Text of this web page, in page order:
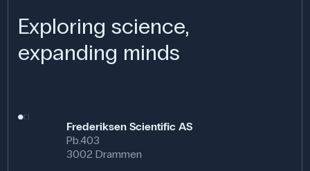
Exploring science,
expanding minds
Frederiksen Scientific AS
Pb.403
3002 Drammen